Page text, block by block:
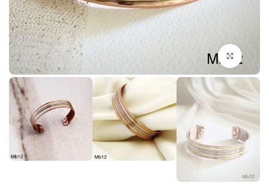
بزرگنمایی تصویر